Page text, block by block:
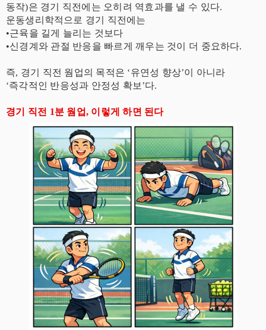
동작)은 경기 직전에는 오히려 역효과를 낼 수 있다.
운동생리학적으로 경기 직전에는
•근육을 길게 늘리는 것보다
•신경계와 관절 반응을 빠르게 깨우는 것이 더 중요하다.
즉, 경기 직전 웜업의 목적은 ‘유연성 향상’이 아니라
‘즉각적인 반응성과 안정성 확보’다.
경기 직전 1분 웜업, 이렇게 하면 된다